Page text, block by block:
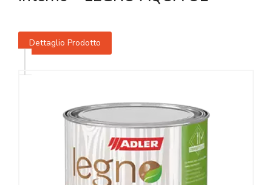
Dettaglio Prodotto